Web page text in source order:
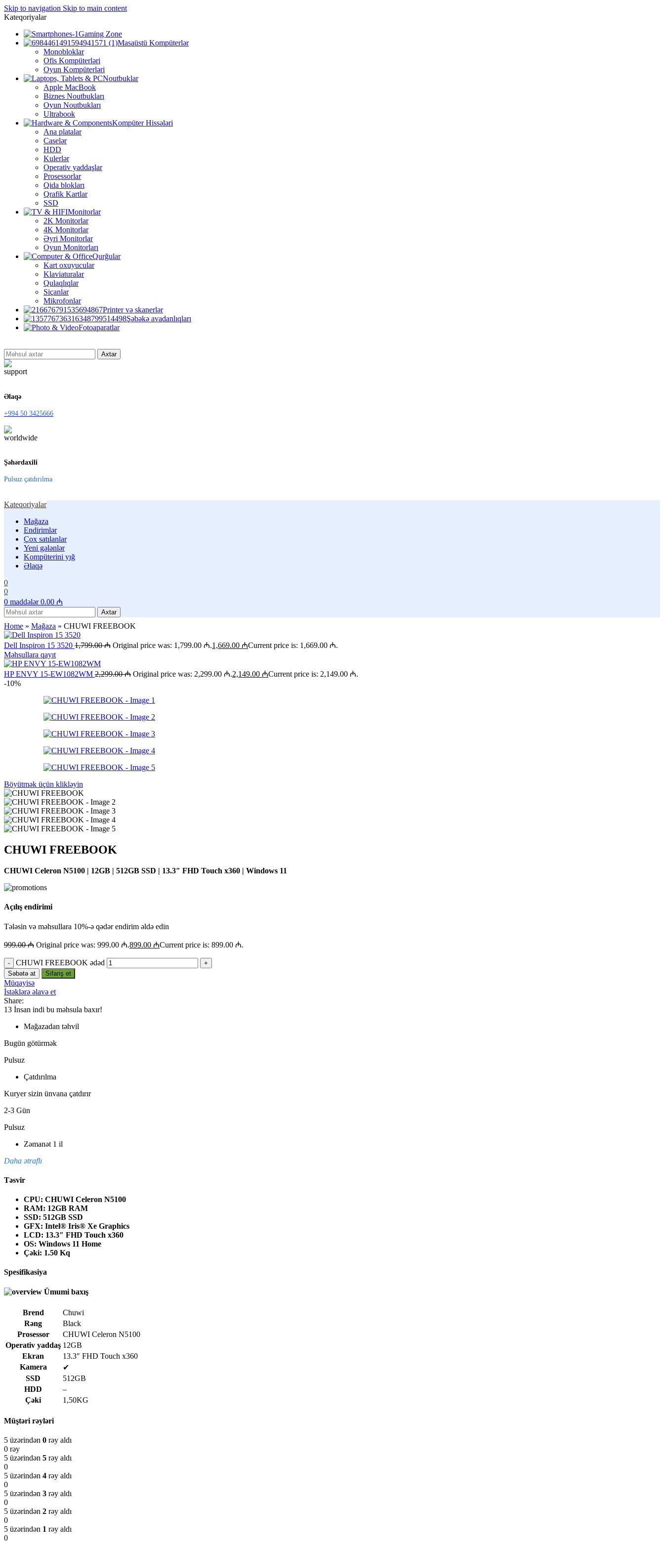
Skip to navigation Skip to main content
Kateqoriyalar
Gaming Zone
Masaüstü Kompüterlər
Monobloklar
Ofis Kompüterləri
Oyun Kompüterləri
Noutbuklar
Apple MacBook
Biznes Noutbukları
Oyun Noutbukları
Ultrabook
Kompüter Hissələri
Ana platalar
Caselər
HDD
Kulerlər
Operativ yaddaşlar
Prosessorlar
Qida blokları
Qrafik Kartlar
SSD
Monitorlar
2K Monitorlar
4K Monitorlar
Əyri Monitorlar
Oyun Monitorları
Qurğular
Kart oxuyucular
Klaviaturalar
Qulaqlıqlar
Siçanlar
Mikrofonlar
Printer və skanerlər
Şəbəkə avadanlıqları
Fotoaparatlar
Axtar
Əlaqə
+994 50 3425666
Şəhərdaxili
Pulsuz çatdırılma
Kateqoriyalar
Mağaza
Endirimlər
Çox satılanlar
Yeni gələnlər
Kompüterini yığ
Əlaqə
0
0
0 maddələr 0.00 ₼
Axtar
Home » Mağaza » CHUWI FREEBOOK
Dell Inspiron 15 3520 1,799.00₼ Original price was: 1,799.00 ₼.1,669.00 ₼Current price is: 1,669.00 ₼.
Məhsullara qayıt
HP ENVY 15-EW1082WM 2,299.00₼ Original price was: 2,299.00 ₼.2,149.00 ₼Current price is: 2,149.00 ₼.
-10%
Böyütmək üçün klikləyin
CHUWI FREEBOOK
CHUWI Celeron N5100 | 12GB | 512GB SSD | 13.3″ FHD Touch x360 | Windows 11
Açılış endirimi
Tələsin və məhsullara 10%-ə qədər endirim əldə edin
999.00₼ Original price was: 999.00 ₼.899.00 ₼Current price is: 899.00 ₼.
CHUWI FREEBOOK ədəd
Səbətə at Sifariş et
Müqayisə
İstəklərə əlavə et
Share:
13 İnsan indi bu məhsula baxır!
Mağazadan təhvil
Bugün götürmək
Pulsuz
Çatdırılma
Kuryer sizin ünvana çatdırır
2-3 Gün
Pulsuz
Zəmanət 1 il
Daha ətraflı
Təsvir
CPU: CHUWI Celeron N5100
RAM: 12GB RAM
SSD: 512GB SSD
GFX: Intel® Iris® Xe Graphics
LCD: 13.3″ FHD Touch x360
OS: Windows 11 Home
Çəki: 1.50 Kq
Spesifikasiya
Ümumi baxış
Brend
Chuwi
Rəng
Black
Prosessor
CHUWI Celeron N5100
Operativ yaddaş 12GB
Ekran
13.3″ FHD Touch x360
Kamera
✔
SSD
512GB
HDD
–
Çəki
1,50KG
Müştəri rəyləri
5 üzərindən 0 rəy aldı
0 rəy
5 üzərindən 5 rəy aldı
0
5 üzərindən 4 rəy aldı
0
5 üzərindən 3 rəy aldı
0
5 üzərindən 2 rəy aldı
0
5 üzərindən 1 rəy aldı
0